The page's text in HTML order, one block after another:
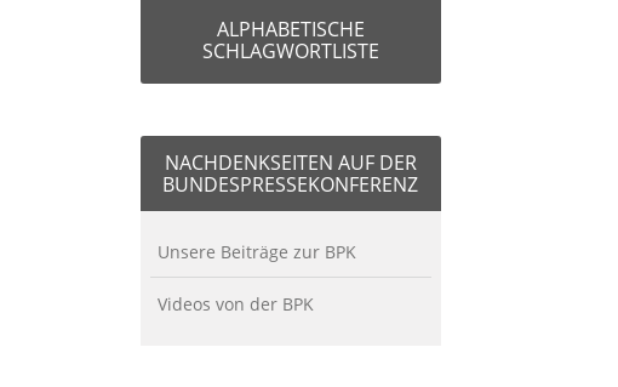
ALPHABETISCHE
SCHLAGWORTLISTE
NACHDENKSEITEN AUF DER
BUNDESPRESSEKONFERENZ
Unsere Beiträge zur BPK
Videos von der BPK